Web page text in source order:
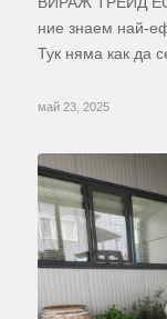
ние знаем най-
Тук няма как да
май 23, 2025